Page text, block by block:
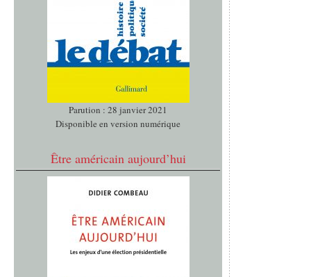
Parution : 28 janvier 2021
Disponible en version numérique
Être américain aujourd’hui